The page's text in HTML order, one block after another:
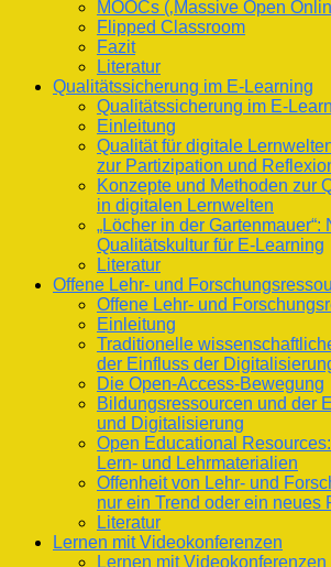
MOOCs (‚Massive Open
Flipped Classroom
Fazit
Literatur
Qualitätssicherung im E-Learning
Qualitätssicherung im E-
Einleitung
Qualität für digitale
zur Partizipation und
Konzepte und Methoden zur
in digitalen Lernwelten
„Löcher in der Gartenmauer“:
Qualitätskultur für E-Learning
Literatur
Offene Lehr- und
Offene Lehr- und
Einleitung
Traditionelle
der Einfluss der
Die Open-Access-Bewegung
Bildungsressourcen und der
und Digitalisierung
Open Educational
Lern- und Lehrmaterialien
Offenheit von Lehr- und
nur ein Trend oder ein neues
Literatur
Lernen mit Videokonferenzen
Lernen mit Videokonferenzen